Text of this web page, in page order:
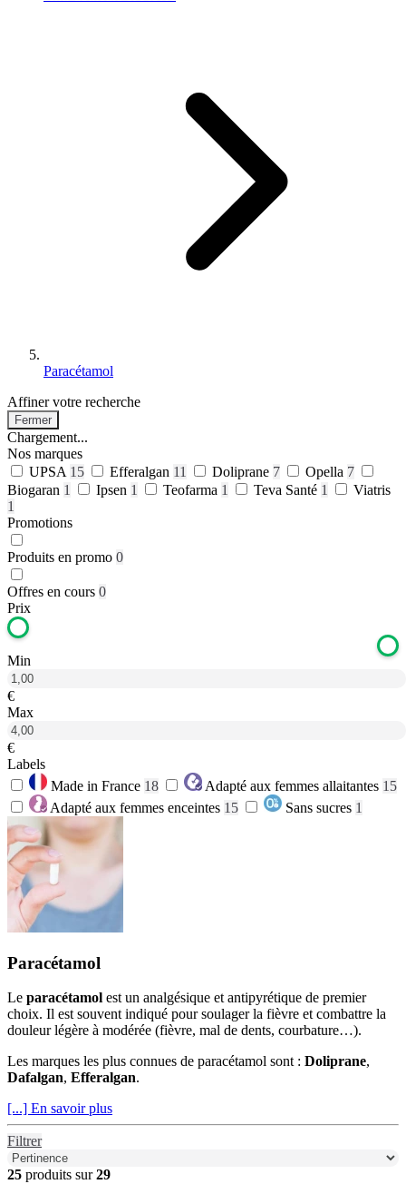
Paracétamol
Affiner votre recherche
Fermer
Chargement...
Nos marques
UPSA 15 Efferalgan 11 Doliprane 7 Opella 7
Biogaran 1 Ipsen 1 Teofarma 1 Teva Santé 1
Viatris
1
Promotions
Produits en promo 0
Offres en cours 0
Prix
Min
€
Max
€
Labels
Made in France 18 Adapté aux femmes allaitantes 15
Adapté aux femmes enceintes 15 Sans sucres 1
Paracétamol
Le paracétamol est un analgésique et antipyrétique de premier
choix. Il est souvent indiqué pour soulager la fièvre et combattre la
douleur légère à modérée (fièvre, mal de dents, courbature…).
Les marques les plus connues de paracétamol sont : Doliprane,
Dafalgan, Efferalgan.
[...] En savoir plus
Filtrer
25 produits sur29